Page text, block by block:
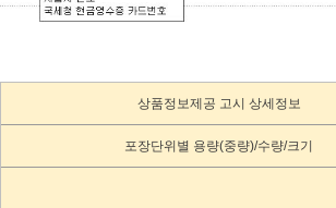
상품정보제공 고시 상세정보
포장단위별 용량(중량)/수량/크기